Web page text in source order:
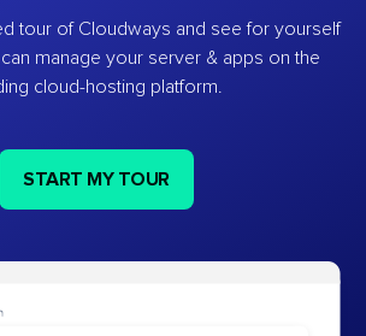
tour of Cloudways and see for yourself
manage your server & apps on the
cloud-hosting platform.
START MY TOUR